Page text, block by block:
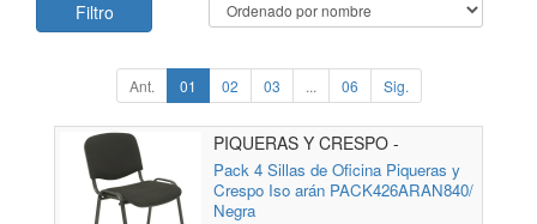
Filtro
Ant. 01 02 03 ... 06 Sig.
PIQUERAS Y CRESPO -
PACK426ARAN840
Pack 4 Sillas de Oficina Piqueras y
Crespo Iso arán PACK426ARAN840/
Negra